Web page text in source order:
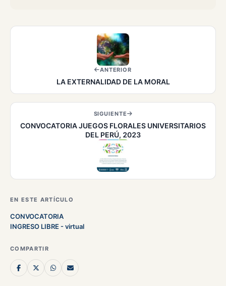
ANTERIOR
LA EXTERNALIDAD DE LA MORAL
SIGUIENTE
CONVOCATORIA JUEGOS FLORALES UNIVERSITARIOS
DEL PERÚ, 2023
EN ESTE ARTÍCULO
CONVOCATORIA
INGRESO LIBRE - virtual
COMPARTIR